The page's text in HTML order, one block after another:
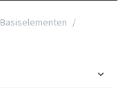
Basiselementen /